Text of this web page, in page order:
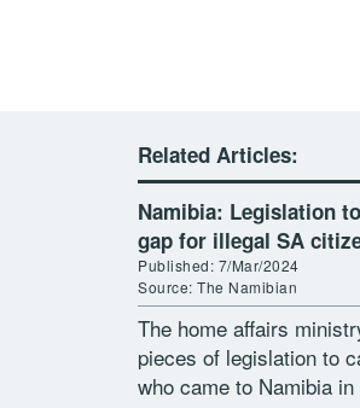
Related Articles:
Namibia: Legislation
gap for illegal SA
Published: 7/Mar/2024
Source: The Namibian
The home affairs
pieces of legislation to
who came to Namibia